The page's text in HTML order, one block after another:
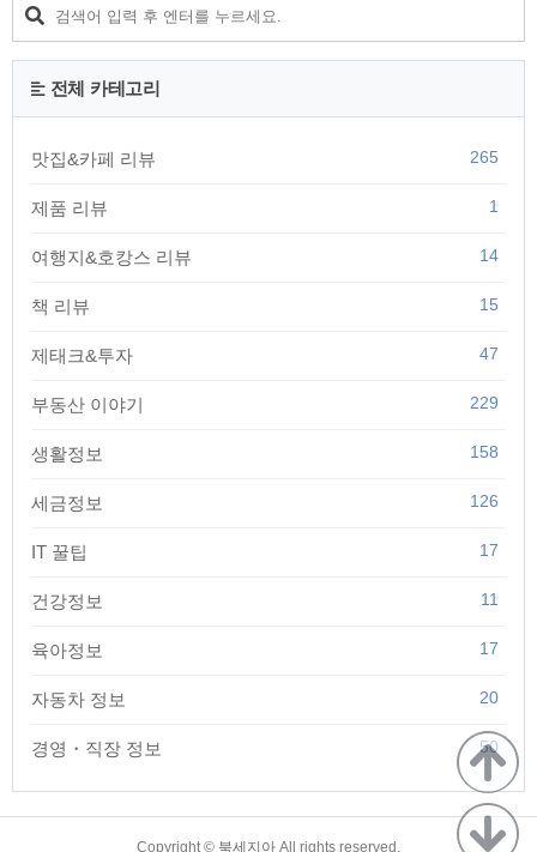
전체 카테고리
맛집&카페 리뷰 265
제품 리뷰 1
여행지&호캉스 리뷰 14
책 리뷰 15
제태크&투자 47
부동산 이야기 229
생활정보 158
세금정보 126
IT 꿀팁 17
건강정보 11
육아정보 17
자동차 정보 20
경영・직장 정보 50
Copyright © 북세지아 All rights reserved.
TistoryWhaleSkin3.4